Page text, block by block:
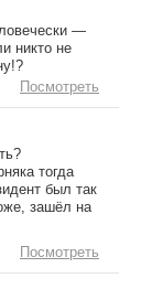
—
никто не
Посмотреть
тогда
был так
зашёл на
Посмотреть